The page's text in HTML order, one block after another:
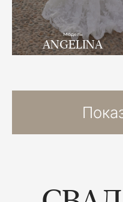
Модель
ANGELINA